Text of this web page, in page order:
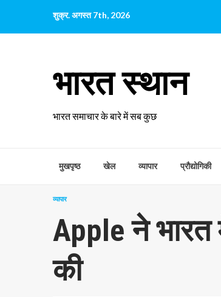
पर
शुक्र. अगस्त 7th, 2026
भारत स्थान
भारत समाचार के बारे में सब कुछ
मुखपृष्ठ खेल व्यापार प्रौद्योगिकी
व्यापार
Apple ने
की